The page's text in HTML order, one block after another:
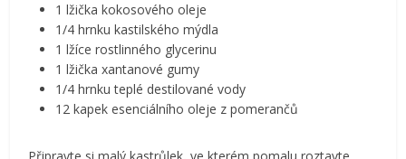
1 lžička kokosového oleje
1/4 hrnku kastilského mýdla
1 lžíce rostlinného glycerinu
1 lžička xantanové gumy
1/4 hrnku teplé destilované vody
12 kapek esenciálního oleje z pomerančů